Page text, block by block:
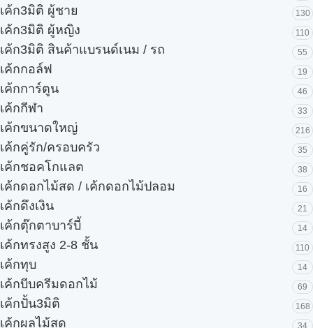
เค้ก3มิติ ผู้ชาย 130
เค้ก3มิติ ผู้หญิง 110
เค้ก3มิติ สินค้าแบรนด์เนม / รถ 55
เค้กกอล์ฟ 19
เค้กการ์ตูน 46
เค้กกีฬา 33
เค้กขนาดใหญ่ 216
เค้กคู่รัก/ครอบครัว 35
เค้กชอคโกแลต 38
เค้กดอกไม้สด / เค้กดอกไม้ปลอม 16
เค้กดึงเงิน 21
เค้กตุ๊กตาบาร์บี้ 14
เค้กทรงสูง 2-8 ชั้น 110
เค้กทุบ 14
เค้กบีบครีมดอกไม้ 69
เค้กปั้น3มิติ 168
เค้กผลไม้สด